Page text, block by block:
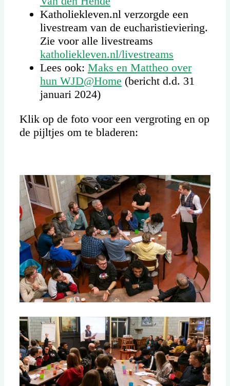
Katholiekleven.nl verzorgde een
livestream van de eucharistieviering.
Zie voor alle livestreams
katholiekleven.nl/livestreams
Lees ook: Maks en Mattheo over
hun WJD@Home (bericht d.d. 31
januari 2024)
Klik op de foto voor een vergroting en op
de pijltjes om te bladeren: